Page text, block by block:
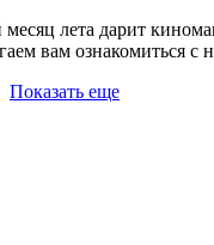
лета дарит
вам ознакомиться
Показать еще